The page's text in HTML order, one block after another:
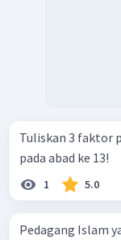
Tuliskan 3 faktor
pada abad ke 13!
1 5.0
Pedagang Islam